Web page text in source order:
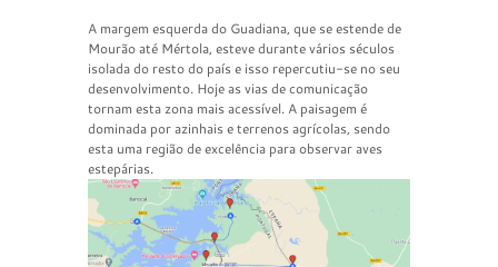
A margem esquerda do Guadiana, que se estende de
Mourão até Mértola, esteve durante vários séculos
isolada do resto do país e isso repercutiu-se no seu
desenvolvimento. Hoje as vias de comunicação
tornam esta zona mais acessível. A paisagem é
dominada por azinhais e terrenos agrícolas, sendo
esta uma região de excelência para observar aves
estepárias.